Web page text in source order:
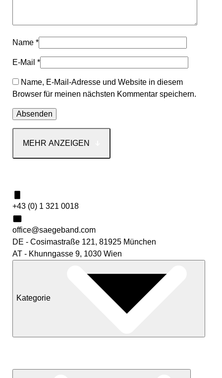
Name *
E-Mail *
Name, E-Mail-Adresse und Website in diesem
Browser für meinen nächsten Kommentar speichern.
MEHR ANZEIGEN
+43 (0) 1 321 0018
office@saegeband.com
DE - Cosimastraße 121, 81925 München
AT - Khunngasse 9, 1030 Wien
Kategorie